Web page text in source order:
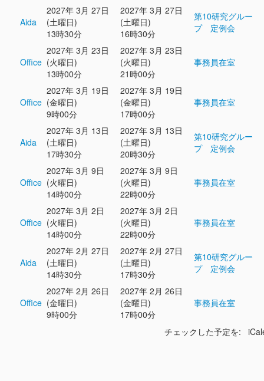
Aida
2027年 3月 27日
(土曜日)
13時30分
2027年 3月 27日
(土曜日)
16時30分
第10研究グルー
プ 定例会
Office
2027年 3月 23日
(火曜日)
13時00分
2027年 3月 23日
(火曜日)
21時00分
事務員在室
Office
2027年 3月 19日
(金曜日)
9時00分
2027年 3月 19日
(金曜日)
17時00分
事務員在室
Aida
2027年 3月 13日
(土曜日)
17時30分
2027年 3月 13日
(土曜日)
20時30分
第10研究グルー
プ 定例会
Office
2027年 3月 9日
(火曜日)
14時00分
2027年 3月 9日
(火曜日)
22時00分
事務員在室
Office
2027年 3月 2日
(火曜日)
14時00分
2027年 3月 2日
(火曜日)
22時00分
事務員在室
Aida
2027年 2月 27日
(土曜日)
14時30分
2027年 2月 27日
(土曜日)
17時30分
第10研究グルー
プ 定例会
Office
2027年 2月 26日
(金曜日)
9時00分
2027年 2月 26日
(金曜日)
17時00分
事務員在室
チェックした予定を: